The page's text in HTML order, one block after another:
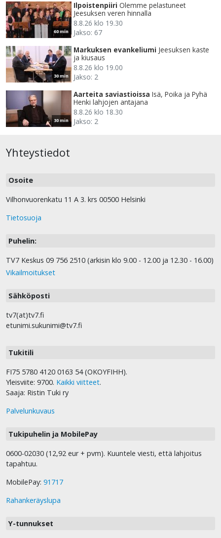
60 min
Ilpoistenpiiri Olemme pelastuneet
Jeesuksen veren hinnalla
8.8.26 klo 19.30
Jakso: 67
30 min
Markuksen evankeliumi Jeesuksen kaste
ja kiusaus
8.8.26 klo 19.00
Jakso: 2
30 min
Aarteita saviastioissa Isä, Poika ja Pyhä
Henki lahjojen antajana
8.8.26 klo 18.30
Jakso: 2
Yhteystiedot
Osoite
Vilhonvuorenkatu 11 A 3. krs 00500 Helsinki
Tietosuoja
Puhelin:
TV7 Keskus 09 756 2510 (arkisin klo 9.00 - 12.00 ja 12.30 - 16.00)
Vikailmoitukset
Sähköposti
tv7(at)tv7.fi
etunimi.sukunimi@tv7.fi
Tukitili
FI75 5780 4120 0163 54 (OKOYFIHH).
Yleisviite: 9700. Kaikki viitteet.
Saaja: Ristin Tuki ry
Palvelunkuvaus
Tukipuhelin ja MobilePay
0600-02030 (12,92 eur + pvm). Kuuntele viesti, että lahjoitus
tapahtuu.
MobilePay: 91717
Rahankeräyslupa
Y-tunnukset